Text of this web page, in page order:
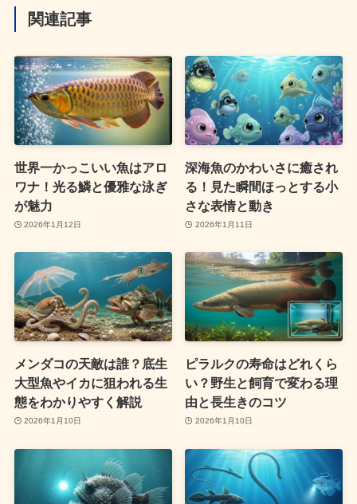
関連記事
世界一かっこいい魚はアロ
ワナ！光る鱗と優雅な泳ぎ
が魅力
2026年1月12日
深海魚のかわいさに癒され
る！見た瞬間ほっとする小
さな表情と動き
2026年1月11日
メンダコの天敵は誰？底生
大型魚やイカに狙われる生
態をわかりやすく解説
2026年1月10日
ピラルクの寿命はどれくら
い？野生と飼育で変わる理
由と長生きのコツ
2026年1月10日